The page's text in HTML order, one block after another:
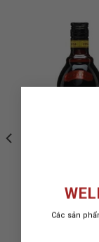
Các sản
RƯỢU